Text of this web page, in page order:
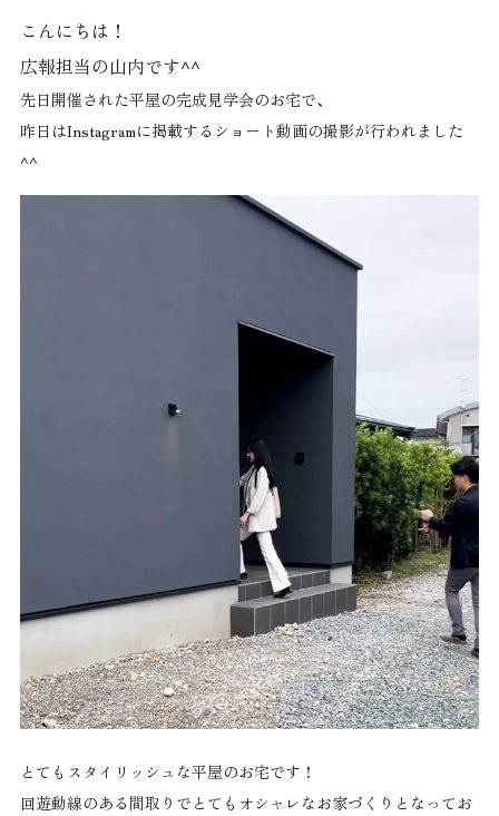
こんにちは！
広報担当の山内です^^
先日開催された平屋の完成見学会のお宅で、
昨日はInstagramに掲載するショート動画の撮影が行われました
^^
とてもスタイリッシュな平屋のお宅です！
回遊動線のある間取りでとてもオシャレなお家づくりとなってお